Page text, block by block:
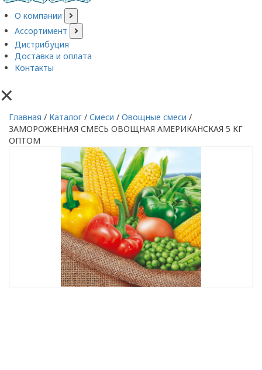
О компании
Ассортимент
Дистрибуция
Доставка и оплата
Контакты
×
Главная / Каталог / Смеси / Овощные смеси /
ЗАМОРОЖЕННАЯ СМЕСЬ ОВОЩНАЯ АМЕРИКАНСКАЯ 5 КГ
ОПТОМ